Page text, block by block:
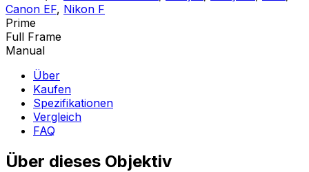
Canon EF, Nikon F
Prime
Full Frame
Manual
Über
Kaufen
Spezifikationen
Vergleich
FAQ
Über dieses Objektiv